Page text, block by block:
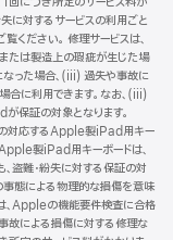
失に対するサービスの利用ごと
覧ください。 修理サービスは、
たは製造上の瑕疵が生じた場
った場合、(iii) 過失や事故に
合に利用できます。なお、(iii)
保証の対象となります。
対応するApple製iPad用キー
製iPad用キーボードは、
盗難・紛失に対する保証の対
事態による物理的な損傷を意味
、Appleの機能要件検査に合格
故による損傷に対する修理な